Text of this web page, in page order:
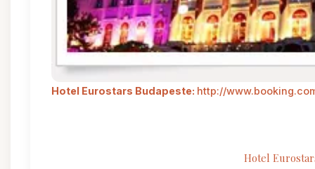
Hotel Eurostars Budapeste: http://
Hotel